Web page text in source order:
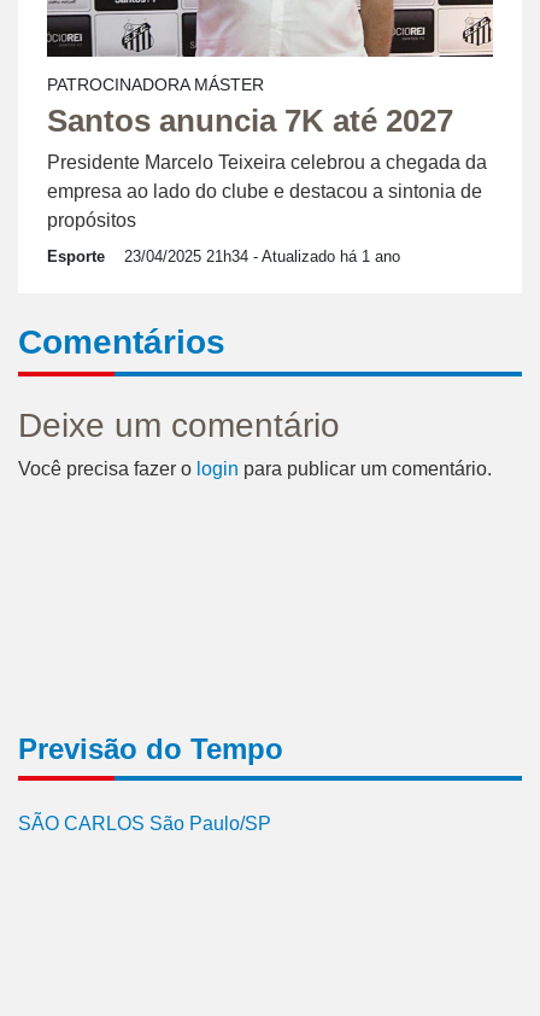
PATROCINADORA MÁSTER
Santos anuncia 7K até 2027
Presidente Marcelo Teixeira celebrou a chegada da
empresa ao lado do clube e destacou a sintonia de
propósitos
Esporte 23/04/2025 21h34 - Atualizado há 1 ano
Comentários
Deixe um comentário
Você precisa fazer o login para publicar um comentário.
Previsão do Tempo
SÃO CARLOS São Paulo/SP